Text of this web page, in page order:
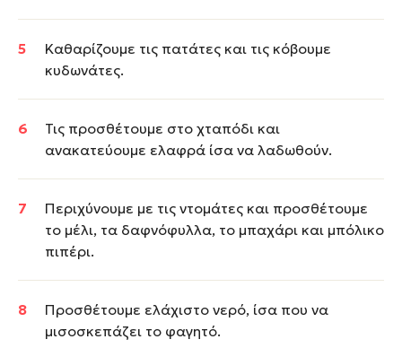
Καθαρίζουμε τις πατάτες και τις κόβουμε
κυδωνάτες.
Τις προσθέτουμε στο χταπόδι και
ανακατεύουμε ελαφρά ίσα να λαδωθούν.
Περιχύνουμε με τις ντομάτες και προσθέτουμε
το μέλι, τα δαφνόφυλλα, το μπαχάρι και μπόλικο
πιπέρι.
Προσθέτουμε ελάχιστο νερό, ίσα που να
μισοσκεπάζει το φαγητό.